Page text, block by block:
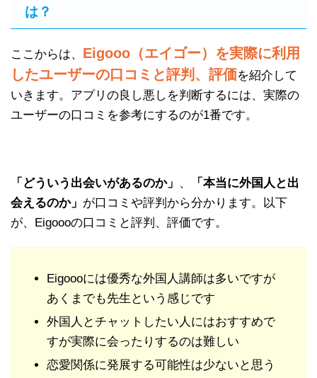
は？
ここからは、 Eigooo（エイゴー）を実際に利用
したユーザーの口コミと評判、評価を紹介して
いきます。アプリの良し悪しを判断するには、実際の
ユーザーの口コミを参考にするのが1番です。
「どういう出会いがあるのか」 、
「本当に外国人と出
会えるのか」 が口コミや評判から分かります。以下
が、Eigoooの口コミと評判、評価です。
Eigoooには優秀な外国人講師は多いですが
あくまでも先生という感じです
外国人とチャットしたい人にはおすすめで
すが実際に会ったりするのは難しい
恋愛関係に発展する可能性は少ないと思う